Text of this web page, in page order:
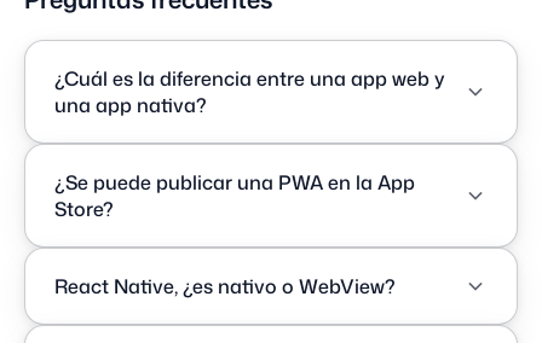
¿Cuál es la diferencia entre una app web y
una app nativa?
una URL, sin instalación ni tienda, y se actualiza al
instante. Una app nativa se instala desde la App
Store o la Google Play Store, ofrece el mejor
(cámara, GPS, notificaciones), pero requiere más
tiempo y presupuesto.
¿Se puede publicar una PWA en la App
Store?
App) se instala desde el navegador en la pantalla de
inicio, pero no aparece en la App Store ni en la
React Native, ¿es nativo o WebView?